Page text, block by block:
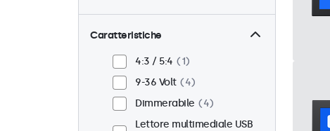
Caratteristiche
4:3 / 5:4
1
9-36 Volt
4
Dimmerabile
4
Lettore multimediale USB